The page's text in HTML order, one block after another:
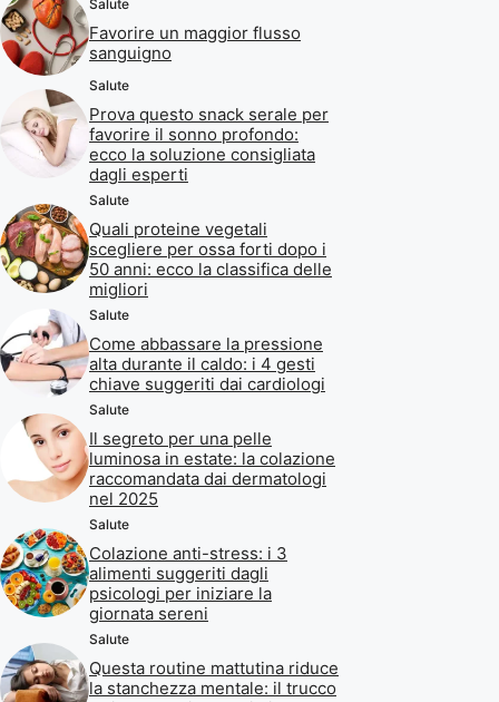
Salute
Favorire un maggior flusso
sanguigno
Salute
Prova questo snack serale per
favorire il sonno profondo:
ecco la soluzione consigliata
dagli esperti
Salute
Quali proteine vegetali
scegliere per ossa forti dopo i
50 anni: ecco la classifica delle
migliori
Salute
Come abbassare la pressione
alta durante il caldo: i 4 gesti
chiave suggeriti dai cardiologi
Salute
Il segreto per una pelle
luminosa in estate: la colazione
raccomandata dai dermatologi
nel 2025
Salute
Colazione anti-stress: i 3
alimenti suggeriti dagli
psicologi per iniziare la
giornata sereni
Salute
Questa routine mattutina riduce
la stanchezza mentale: il trucco